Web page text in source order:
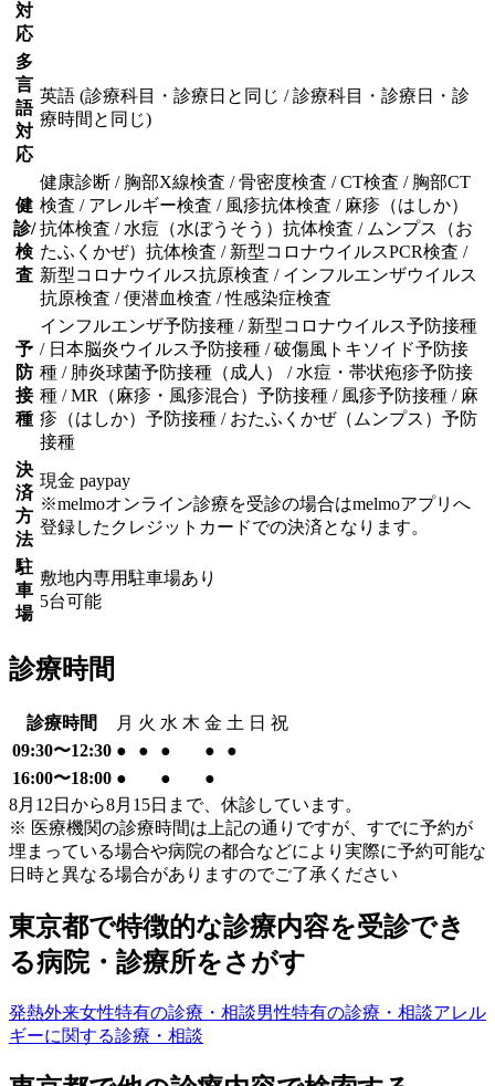
対
応
多
言
語
対
応
英語 (診療科目・診療日と同じ / 診療科目・診療日・診
療時間と同じ)
健
診/
検
査
健康診断 / 胸部X線検査 / 骨密度検査 / CT検査 / 胸部CT
検査 / アレルギー検査 / 風疹抗体検査 / 麻疹（はしか）
抗体検査 / 水痘（水ぼうそう）抗体検査 / ムンプス（お
たふくかぜ）抗体検査 / 新型コロナウイルスPCR検査 /
新型コロナウイルス抗原検査 / インフルエンザウイルス
抗原検査 / 便潜血検査 / 性感染症検査
予
防
接
種
インフルエンザ予防接種 / 新型コロナウイルス予防接種
/ 日本脳炎ウイルス予防接種 / 破傷風トキソイド予防接
種 / 肺炎球菌予防接種（成人） / 水痘・帯状疱疹予防接
種 / MR（麻疹・風疹混合）予防接種 / 風疹予防接種 / 麻
疹（はしか）予防接種 / おたふくかぜ（ムンプス）予防
接種
決
済
方
法
現金 paypay
※melmoオンライン診療を受診の場合はmelmoアプリへ
登録したクレジットカードでの決済となります。
駐
車
場
敷地内専用駐車場あり
5台可能
診療時間
診療時間 月 火 水 木 金 土 日 祝
09:30〜12:30 ● ● ● ●
●
16:00〜18:00 ● ●
●
8月12日から8月15日まで、休診しています。
※ 医療機関の診療時間は上記の通りですが、すでに予約が
埋まっている場合や病院の都合などにより実際に予約可能な
日時と異なる場合がありますのでご了承ください
東京都で特徴的な診療内容を受診でき
る病院・診療所をさがす
発熱外来女性特有の診療・相談男性特有の診療・相談アレル
ギーに関する診療・相談